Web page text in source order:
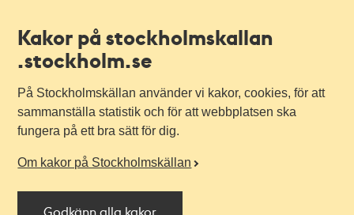
Kakor på stockholmskallan
.stockholm.se
På Stockholmskällan använder vi kakor, cookies, för att
sammanställa statistik och för att webbplatsen ska
fungera på ett bra sätt för dig.
Om kakor på Stockholmskällan
Godkänn alla kakor